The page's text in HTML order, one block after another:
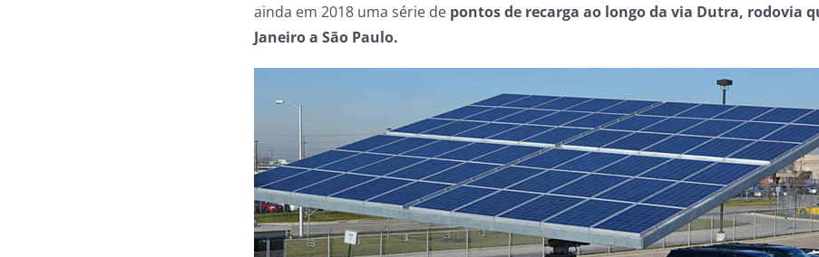
ainda em 2018 uma série depontos de recarga ao longo da via Dutra, rodovia
Janeiro a São Paulo.